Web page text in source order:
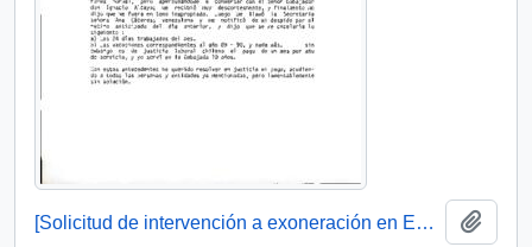
[Solicitud de intervención a exoneración en Embajada de Venezuela dirigida al Presidente Patricio Aylwin]